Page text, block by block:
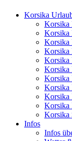
Korsika
Korsika
Korsika
Korsika
Korsika
Korsika
Korsika
Korsika
Korsika
Korsika
Korsika
Korsika
Infos
Infos